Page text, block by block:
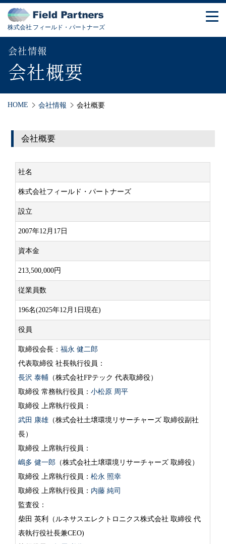
株式会社 フィールド・パートナーズ
会社情報
会社概要
HOME 会社情報 会社概要
会社概要
社名
株式会社フィールド・パートナーズ
設立
2007年12月17日
資本金
213,500,000円
従業員数
196名(2025年12月1日現在)
役員
取締役会長：福永 健二郎
代表取締役 社長執行役員：
長沢 泰輔 （株式会社FPテック 代表取締役）
取締役 常務執行役員：小松原 周平
取締役 上席執行役員：
武田 康雄 （株式会社土壌環境リサーチャーズ 取締役副社
長）
取締役 上席執行役員：
嶋多 健一郎 （株式会社土壌環境リサーチャーズ 取締役）
取締役 上席執行役員：松永 照幸
取締役 上席執行役員： 内藤 純司
監査役：
柴田 英利（ルネサスエレクトロニクス株式会社 取締役 代
表執行役社長兼CEO)